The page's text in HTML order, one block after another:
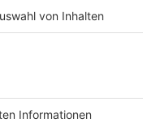
könnt: 14 Tagen-
erhalten habt, bei
und
das Widerrufsrecht
widerrufen, geht